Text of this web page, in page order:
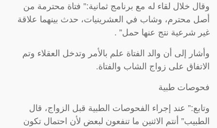
وقال خلال لقاء له مع برنامج ثمانية:” فتاة محترمة من
أصل محترم، وشاب في العشرينيات، حدث بينهما علاقة
غير شرعية نتج عنها حمل” .
وأشار إلى أن والد الفتاة علم بالأمر وتدخل العقلاء وتم
الاتفاق على زواج الشاب والفتاة.
فحوصات طبية
وتابع:” عند إجراء الفحوصات الطبية قبل الزواج، قال
الطبيب” أنتم الاثنين ما تنفعون لبعض لأن احتمال تكون